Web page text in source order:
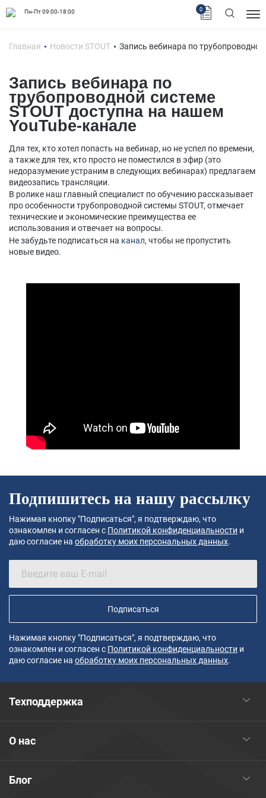
Пн-Пт 09:00-18:00 0
Главная Новости STOUT Запись вебинара по
Запись вебинара по
трубопроводной системе
STOUT доступна на нашем
YouTube-канале
Для тех, кто хотел попасть на вебинар, но не успел по времени,
а также для тех, кто просто не поместился в эфир (это
недоразумение устраним в следующих вебинарах) предлагаем
видеозапись трансляции.
В ролике наш главный специалист по обучению рассказывает
про особенности трубопроводной системы STOUT, отмечает
технические и экономические преимущества ее
использования и отвечает на вопросы.
Не забудьте подписаться на канал, чтобы не пропустить
новые видео.
Подпишитесь на нашу рассылку
Нажимая кнопку "Подписаться", я подтверждаю, что
ознакомлен и согласен с Политикой конфиденциальности и
даю согласие на обработку моих персональных данных.
Подписаться
Нажимая кнопку "Подписаться", я подтверждаю, что
ознакомлен и согласен с Политикой конфиденциальности и
даю согласие на обработку моих персональных данных.
Блог
О нас
Техподдержка